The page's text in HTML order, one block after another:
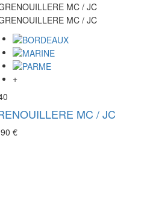
+
MC / JC
€